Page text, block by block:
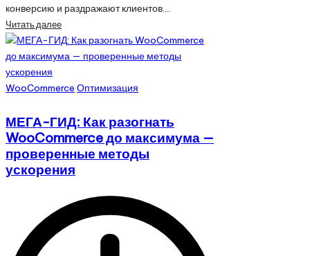
конверсию и раздражают клиентов.…
Читать далее
Опубликовано
WooCommerce Оптимизация
МЕГА-ГИД: Как разогнать
WooCommerce до максимума —
проверенные методы
ускорения